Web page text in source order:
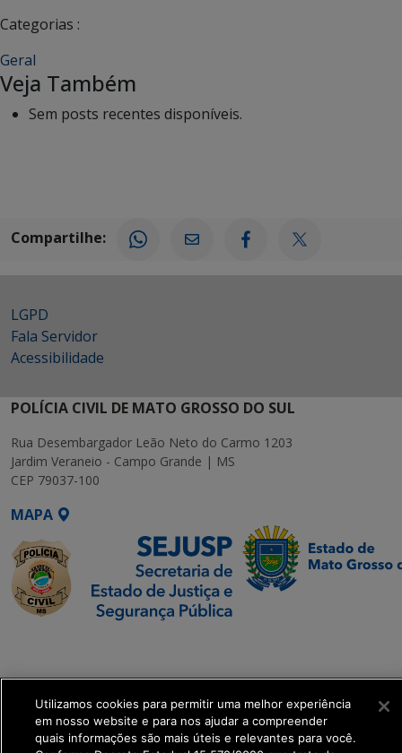
Categorias :
Geral
Veja Também
Sem posts recentes disponíveis.
Compartilhe:
LGPD
Fala Servidor
Acessibilidade
POLÍCIA CIVIL DE MATO GROSSO DO SUL
Rua Desembargador Leão Neto do Carmo 1203
Jardim Veraneio - Campo Grande | MS
CEP 79037-100
MAPA
Transformação Digital
get_footer();
Utilizamos cookies para permitir uma melhor experiência
em nosso website e para nos ajudar a compreender
quais informações são mais úteis e relevantes para você.